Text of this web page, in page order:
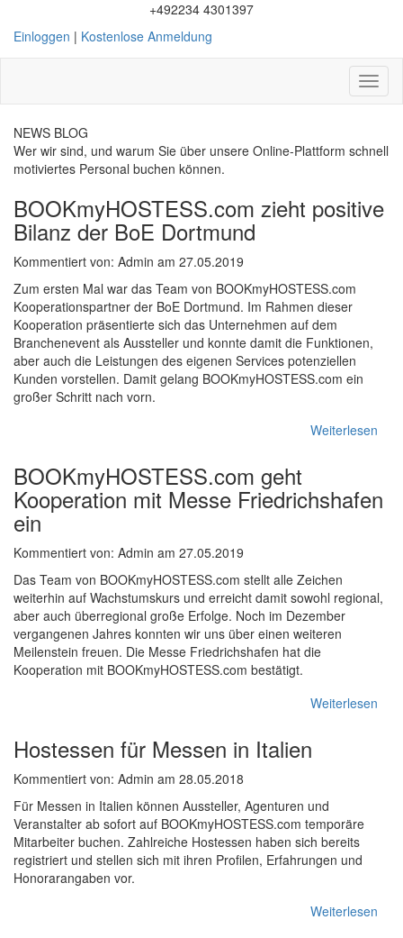
+492234 4301397
Einloggen | Kostenlose Anmeldung
NEWS BLOG
Wer wir sind, und warum Sie über unsere Online-Plattform schnell
motiviertes Personal buchen können.
BOOKmyHOSTESS.com zieht positive
Bilanz der BoE Dortmund
Kommentiert von: Admin am 27.05.2019
Zum ersten Mal war das Team von BOOKmyHOSTESS.com
Kooperationspartner der BoE Dortmund. Im Rahmen dieser
Kooperation präsentierte sich das Unternehmen auf dem
Branchenevent als Aussteller und konnte damit die Funktionen,
aber auch die Leistungen des eigenen Services potenziellen
Kunden vorstellen. Damit gelang BOOKmyHOSTESS.com ein
großer Schritt nach vorn.
Weiterlesen
BOOKmyHOSTESS.com geht
Kooperation mit Messe Friedrichshafen
ein
Kommentiert von: Admin am 27.05.2019
Das Team von BOOKmyHOSTESS.com stellt alle Zeichen
weiterhin auf Wachstumskurs und erreicht damit sowohl regional,
aber auch überregional große Erfolge. Noch im Dezember
vergangenen Jahres konnten wir uns über einen weiteren
Meilenstein freuen. Die Messe Friedrichshafen hat die
Kooperation mit BOOKmyHOSTESS.com bestätigt.
Weiterlesen
Hostessen für Messen in Italien
Kommentiert von: Admin am 28.05.2018
Für Messen in Italien können Aussteller, Agenturen und
Veranstalter ab sofort auf BOOKmyHOSTESS.com temporäre
Mitarbeiter buchen. Zahlreiche Hostessen haben sich bereits
registriert und stellen sich mit ihren Profilen, Erfahrungen und
Honorarangaben vor.
Weiterlesen